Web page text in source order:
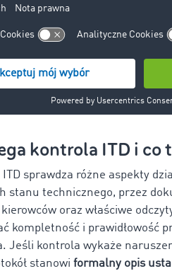
o zamiarze kontroli
szczególne nie
kontrolę po
czynności
i pomieszczenia
kontrola ITD i co
sprawdza różne aspekty
stanu technicznego, przez
oraz właściwe
kompletność i prawidłowość
Jeśli kontrola wykaże
stanowi formalny opis